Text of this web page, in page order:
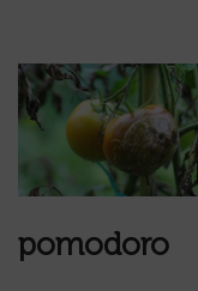
pomodoro